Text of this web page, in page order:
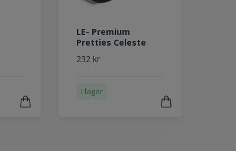
LE- Premium
Pretties Celeste
232 kr
I lager